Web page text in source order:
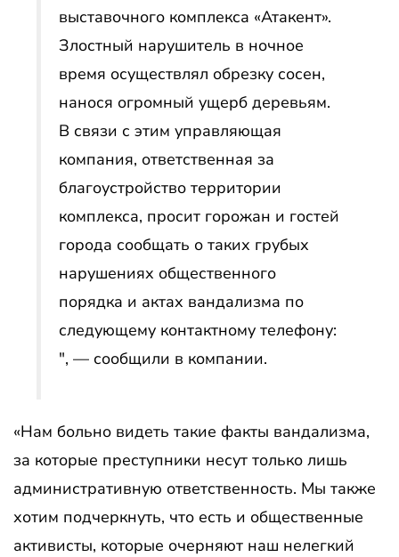
выставочного комплекса «Атакент».
Злостный нарушитель в ночное
время осуществлял обрезку сосен,
нанося огромный ущерб деревьям.
В связи с этим управляющая
компания, ответственная за
благоустройство территории
комплекса, просит горожан и гостей
города сообщать о таких грубых
нарушениях общественного
порядка и актах вандализма по
следующему контактному телефону:
″, — сообщили в компании.
«Нам больно видеть такие факты вандализма,
за которые преступники несут только лишь
административную ответственность. Мы также
хотим подчеркнуть, что есть и общественные
активисты, которые очерняют наш нелегкий